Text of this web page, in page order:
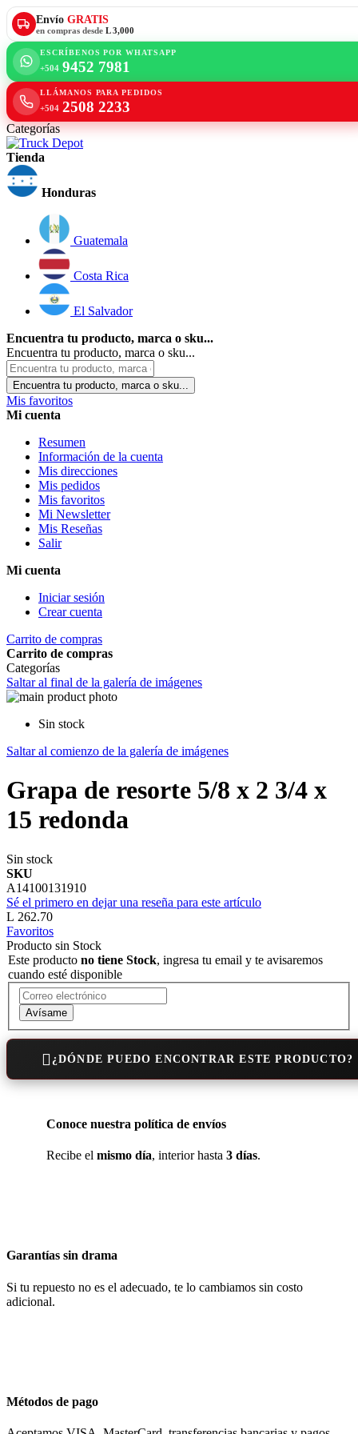
Envío GRATIS
en compras desde L 3,000
ESCRÍBENOS POR WHATSAPP
+504 9452 7981
LLÁMANOS PARA PEDIDOS
+504 2508 2233
Categorías
Tienda
Honduras
Guatemala
Costa Rica
El Salvador
Encuentra tu producto, marca o sku...
Encuentra tu producto, marca o sku...
Encuentra tu producto, marca o sku...
Mis favoritos
Mi cuenta
Resumen
Información de la cuenta
Mis direcciones
Mis pedidos
Mis favoritos
Mi Newsletter
Mis Reseñas
Salir
Mi cuenta
Iniciar sesión
Crear cuenta
Carrito de compras
Carrito de compras
Categorías
Saltar al final de la galería de imágenes
Sin stock
Saltar al comienzo de la galería de imágenes
Grapa de resorte 5/8 x 2 3/4 x
15 redonda
Sin stock
SKU
A14100131910
Sé el primero en dejar una reseña para este artículo
L 262.70
Favoritos
Producto sin Stock
Este producto no tiene Stock, ingresa tu email y te avisaremos
cuando esté disponible
Avísame
¿DÓNDE PUEDO ENCONTRAR ESTE PRODUCTO?
Conoce nuestra política de envíos
Recibe el mismo día, interior hasta 3 días.
Garantías sin drama
Si tu repuesto no es el adecuado, te lo cambiamos sin costo
adicional.
Métodos de pago